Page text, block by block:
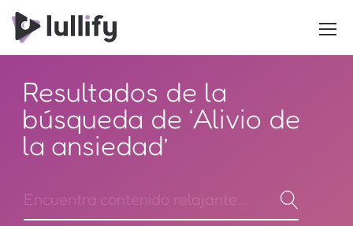
Resultados de la
búsqueda de ‘Alivio de
la ansiedad’